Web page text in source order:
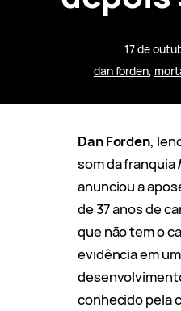
17 de
dan forden,
Dan Forden,
som da franquia
anunciou a
de 37 anos de
que não tem o
evidência em
conhecido pela